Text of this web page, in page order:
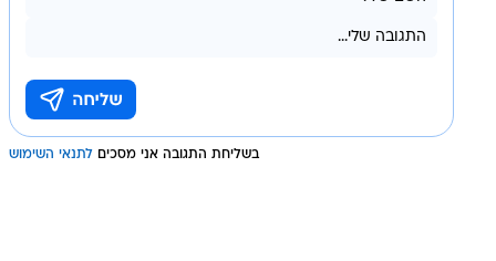
בשליחת התגובה אני מסכים לתנאי השימוש